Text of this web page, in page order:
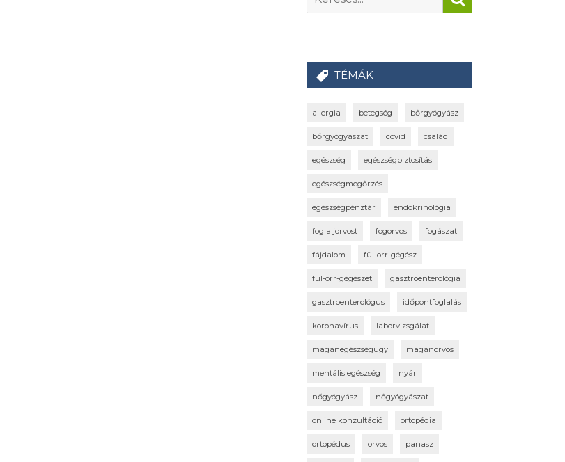
TÉMÁK
allergia betegség bőrgyógyász
bőrgyógyászat covid család
egészség egészségbiztosítás
egészségmegőrzés
egészségpénztár endokrinológia
foglaljorvost fogorvos fogászat
fájdalom fül-orr-gégész
fül-orr-gégészet gasztroenterológia
gasztroenterológus időpontfoglalás
koronavírus laborvizsgálat
magánegészségügy magánorvos
mentális egészség nyár
nőgyógyász nőgyógyászat
online konzultáció ortopédia
ortopédus orvos panasz